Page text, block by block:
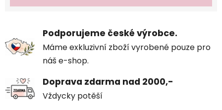
Podporujeme české výrobce.
Máme exkluzivní zboží vyrobené pouze pro
náš e-shop.
Doprava zdarma nad 2000,-
Vždycky potěší